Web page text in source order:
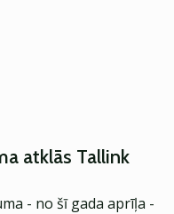
atklās Tallink
-